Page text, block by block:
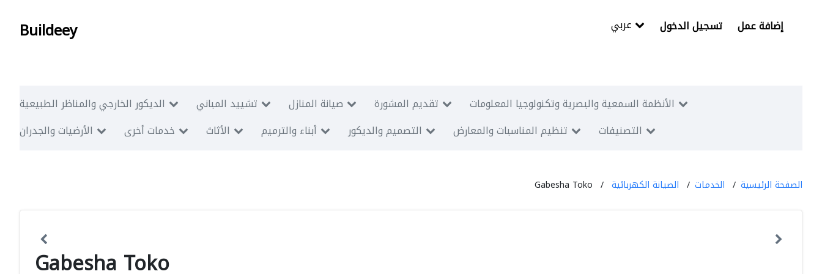
Buildeey تسجيل الدخول إضافة عمل
الديكور الخارجي والمناظر الطبيعية تشييد المباني صيانة المنازل تقديم المشورة
الأنظمة السمعية والبصرية وتكنولوجيا المعلومات
الأرضيات والجدران
خدمات أخرى الأثاث أبناء والترميم التصميم والديكور تنظيم المناسبات والمعارض التصنيفات
الصفحة الرئيسية الخدمات الصيانة الكهربائية Gabesha Toko
Gabesha Toko